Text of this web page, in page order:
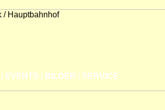
EVENTS BILDER SERVICE